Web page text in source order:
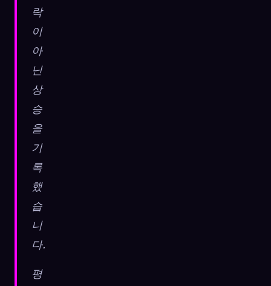
락
이
아
닌
상
승
을
기
록
했
습
니
다.
평